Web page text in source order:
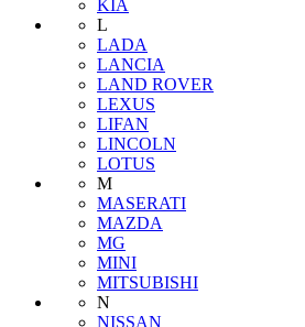
KIA
L
LADA
LANCIA
LAND ROVER
LEXUS
LIFAN
LINCOLN
LOTUS
M
MASERATI
MAZDA
MG
MINI
MITSUBISHI
N
NISSAN